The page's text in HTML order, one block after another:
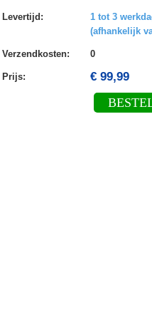
Levertijd :
1 tot 3
(afhankelijk
Verzendkosten: 0
Prijs: € 99,99